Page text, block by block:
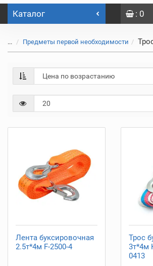
Каталог : 0
... Предметы первой необходимости
Лента буксировочная
2.5т*4м F-2500-4
Трос
3т*4м
0413